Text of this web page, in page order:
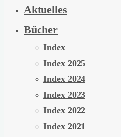
nach:
Aktuelles
Bücher
Index
Index 2025
Index 2024
Index 2023
Index 2022
Index 2021